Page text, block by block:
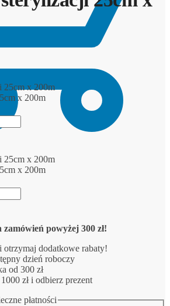
x 200m
x 200m
powyżej 300 zł!
dodatkowe rabaty!
dzień roboczy
od 300 zł
zł i odbierz prezent
płatności